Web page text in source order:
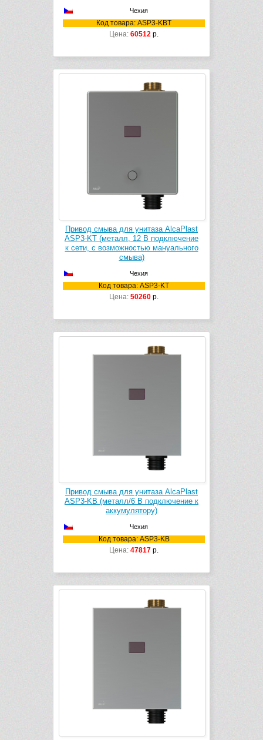
Чехия
Код товара: ASP3-KBT
Цена: 60512 р.
Привод смыва для унитаза AlcaPlast
ASP3-KT (металл, 12 B подключение
к сети, с возможностью мануального
смыва)
Чехия
Код товара: ASP3-KT
Цена: 50260 р.
Привод смыва для унитаза AlcaPlast
ASP3-KB (металл/6 В подключение к
аккумулятору)
Чехия
Код товара: ASP3-KB
Цена: 47817 р.